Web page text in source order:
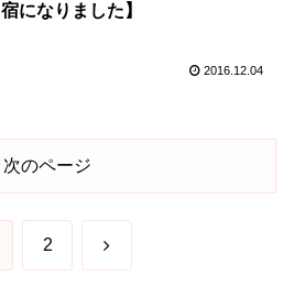
宿になりました】
2016.12.04
次のページ
2 次